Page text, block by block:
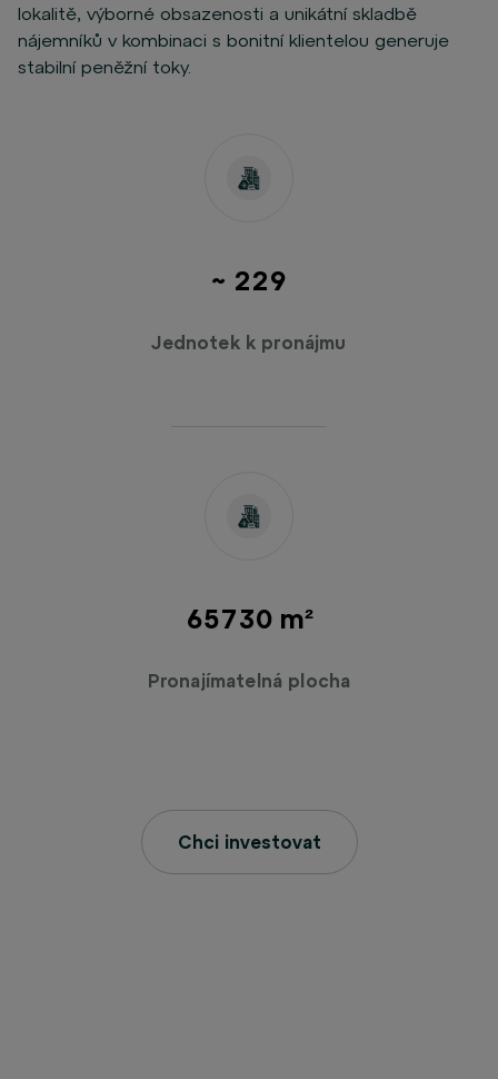
lokalitě, výborné obsazenosti a unikátní skladbě
nájemníků v kombinaci s bonitní klientelou generuje
stabilní peněžní toky.
~ 230
Jednotek k pronájmu
66000 m²
Pronajímatelná plocha
Chci investovat